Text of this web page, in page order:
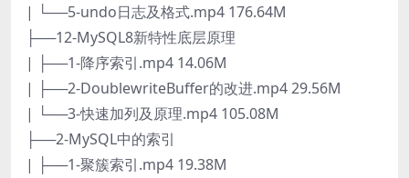
| └──5-undo日志及格式.mp4 176.64M
├──12-MySQL8新特性底层原理
| ├──1-降序索引.mp4 14.06M
| ├──2-DoublewriteBuffer的改进.mp4 29.56M
| └──3-快速加列及原理.mp4 105.08M
├──2-MySQL中的索引
| ├──1-聚簇索引.mp4 19.38M